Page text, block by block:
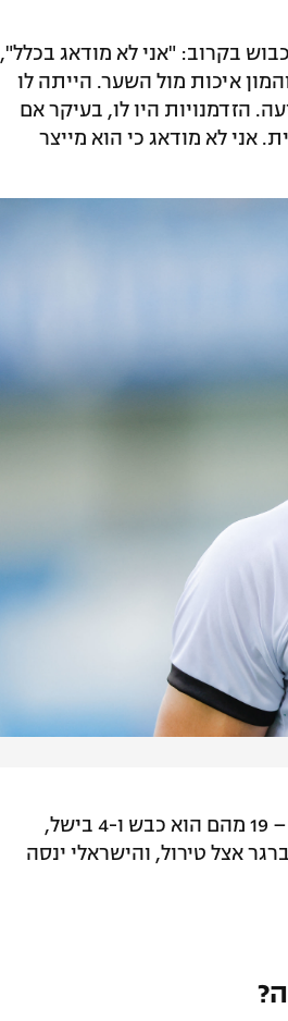
בקרוב: "אני לא מודאג בכלל",
איכות מול השער. הייתה לו
הזדמנויות היו לו, בעיקר אם
אני לא מודאג כי הוא מייצר
בריבו מעורב ב-23 שערים ב-31 הופעות בכל המסגרות העונה – 19 מהם הוא כבש ו-4 בישל,
וולפסברגר אצל טירול, והישראלי ינסה